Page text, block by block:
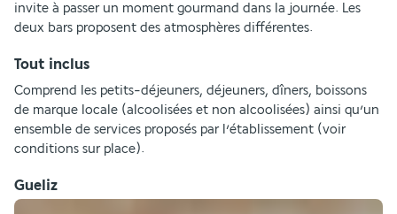
invite à passer un moment gourmand dans la journée. Les
deux bars proposent des atmosphères différentes.
Tout inclus
Comprend les petits-déjeuners, déjeuners, dîners, boissons
de marque locale (alcoolisées et non alcoolisées) ainsi qu’un
ensemble de services proposés par l’établissement (voir
conditions sur place).
Gueliz